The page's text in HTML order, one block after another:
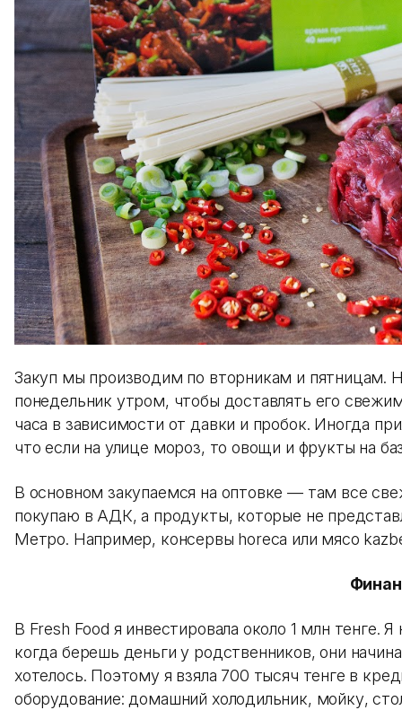
Закуп мы производим по вторникам и пятницам.
понедельник утром, чтобы доставлять его
часа в зависимости от давки и пробок. Иногда
что если на улице мороз, то овощи и фрукты на
В основном закупаемся на оптовке — там все
покупаю в АДК, а продукты, которые не
Метро. Например, консервы horeca или мясо
В Fresh Food я инвестировала около 1 млн тенге.
когда берешь деньги у родственников, они
хотелось. Поэтому я взяла 700 тысяч тенге в
оборудование: домашний холодильник, мойку,